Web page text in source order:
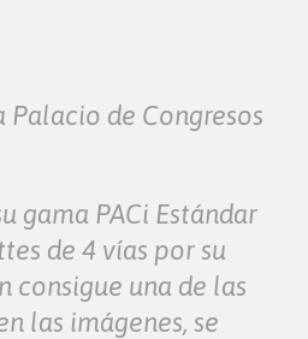
de Congresos
gama PACi Estándar
de 4 vías por su
una de las
las imágenes, se